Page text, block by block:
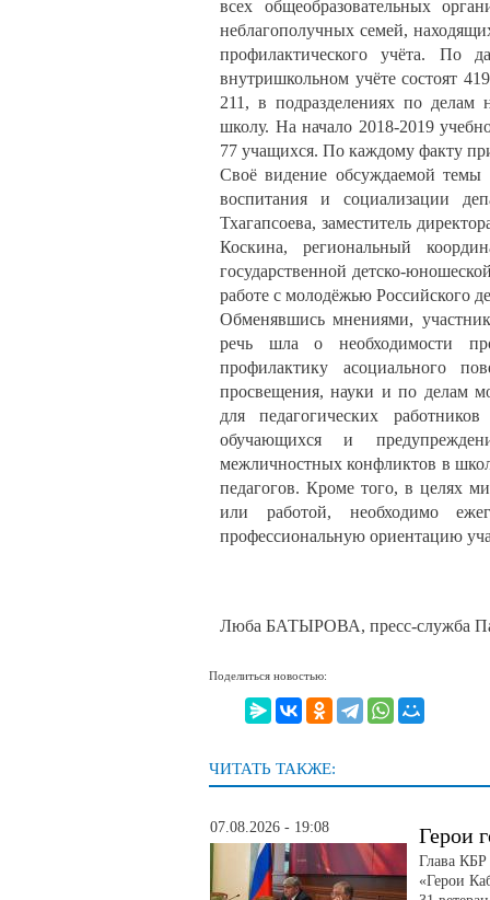
всех общеобразовательных
неблагополучных семей,
профилактического учёта. По
внутришкольном учёте состоят
211, в подразделениях по делам
школу. На начало 2018-2019
77 учащихся. По каждому факту
Своё видение обсуждаемой темы
воспитания и социализации
Тхагапсоева, заместитель
Коскина, региональный
государственной детско-
работе с молодёжью Российского
Обменявшись мнениями,
речь шла о необходимости
профилактику асоциального
просвещения, науки и по делам
для педагогических
обучающихся и
межличностных конфликтов в
педагогов. Кроме того, в целях
или работой, необходимо
профессиональную ориентацию
Люба БАТЫРОВА, пресс-служба
Поделиться новостью:
ЧИТАТЬ ТАКЖЕ:
07.08.2026 - 19:08 Герои
Глава КБР
«Герои